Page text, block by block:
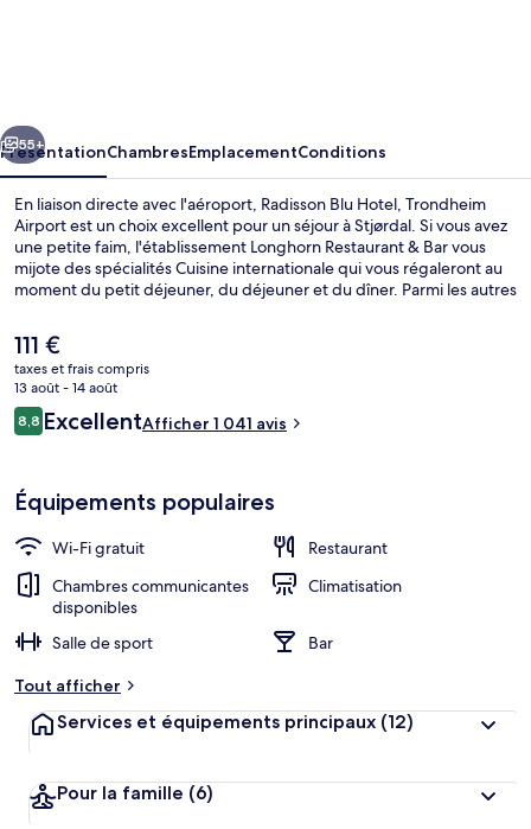
Airport
Suivant
55+
PrésentationChambresEmplacementConditions
En liaison directe avec l'aéroport, Radisson Blu Hotel, Trondheim
Airport est un choix excellent pour un séjour à Stjørdal. Si vous avez
une petite faim, l'établissement Longhorn Restaurant & Bar vous
mijote des spécialités Cuisine internationale qui vous régaleront au
moment du petit déjeuner, du déjeuner et du dîner. Parmi les autres
terrasse. Les autres voyageurs ne disent que du bien en ce qui
concerne le personnel attentionné.
Le
prix
actuel
est
de
111 €
taxes et frais compris
13 août - 14 août
Avis
voyageurs
8,88,8 sur 10
ExcellentAfficher 1 041 avis
Équipements populaires
Wi-Fi gratuit
Restaurant
Chambres communicantes
disponibles
Climatisation
Salle de sport
Bar
Tout afficher
Services et équipements principaux (12)
Pour la famille (6)